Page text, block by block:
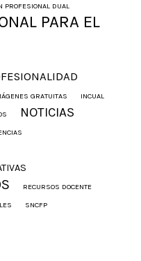
PROFESIONAL DUAL
PARA EL
GRATUITAS
INCUAL
NOTICIAS
RECURSOS DOCENTE
SNCFP